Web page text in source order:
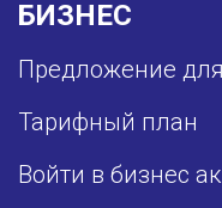
БИЗНЕС
Предложение
Тарифный план
Войти в бизнес